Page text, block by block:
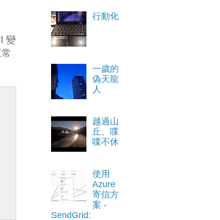
變
行動化
一歲的
偽天龍
人
越過山
丘、喋
喋不休
使用
Azure
寄信方
案 -
SendGrid: